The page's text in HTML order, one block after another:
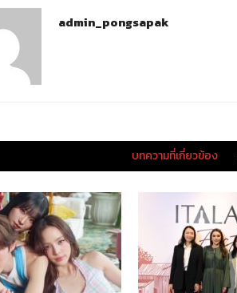
admin_pongsapak
บทความที่เกี่ยวข้อง